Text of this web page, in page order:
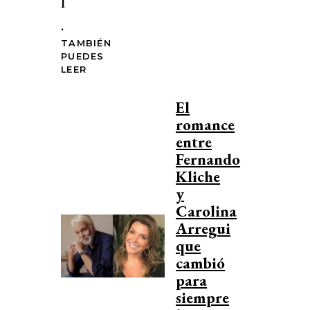
.
TAMBIÉN
PUEDES
LEER
El
romance
entre
Fernando
Kliche
y
Carolina
Arregui
que
cambió
para
siempre